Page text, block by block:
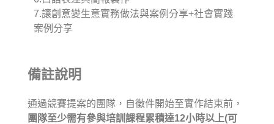
7.讓創意變生意實務做法與案例分享+社會實踐
案例分享
備註說明
通過競賽提案的團隊，自徵件開始至實作結束前，
團隊至少需有參與培訓課程累積達12小時以上(可